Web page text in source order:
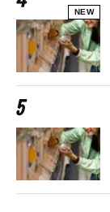
NEW